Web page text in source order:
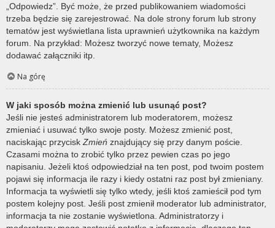
„Odpowiedz”. Być może, że przed publikowaniem wiadomości
trzeba będzie się zarejestrować. Na dole strony forum lub strony
tematów jest wyświetlana lista uprawnień użytkownika na każdym
forum. Na przykład: Możesz tworzyć nowe tematy, Możesz
dodawać załączniki itp.
Na górę
W jaki sposób można zmienić lub usunąć post?
Jeśli nie jesteś administratorem lub moderatorem, możesz
zmieniać i usuwać tylko swoje posty. Możesz zmienić post,
naciskając przycisk Zmień znajdujący się przy danym poście.
Czasami można to zrobić tylko przez pewien czas po jego
napisaniu. Jeżeli ktoś odpowiedział na ten post, pod twoim postem
pojawi się informacja ile razy i kiedy ostatni raz post był zmieniany.
Informacja ta wyświetli się tylko wtedy, jeśli ktoś zamieścił pod tym
postem kolejny post. Jeśli post zmienił moderator lub administrator,
informacja ta nie zostanie wyświetlona. Administratorzy i